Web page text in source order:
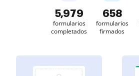
5,980
formularios
completados
658
formularios
firmados